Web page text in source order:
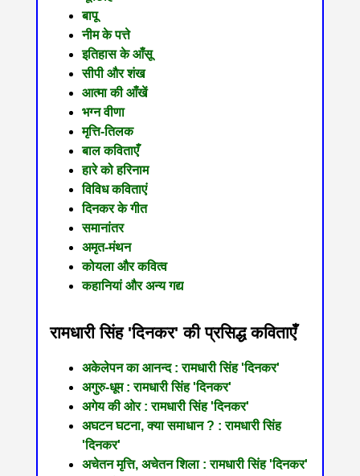
बापू
नीम के पत्ते
इतिहास के आँसू
सीपी और शंख
आत्मा की आँखें
भग्न वीणा
मृत्ति-तिलक
बाल कविताएँ
हारे को हरिनाम
विविध कविताएं
दिनकर के गीत
समानांतर
अमृत-मंथन
कोयला और कवित्व
कहानियां और अन्य गद्य
रामधारी सिंह 'दिनकर' की प्रसिद्ध कविताएँ
अकेलेपन का आनन्द : रामधारी सिंह 'दिनकर'
अगुरु-धूम : रामधारी सिंह 'दिनकर'
अगेय की ओर : रामधारी सिंह 'दिनकर'
अघटन घटना, क्या समाधान ? : रामधारी सिंह
'दिनकर'
अचेतन मृत्ति, अचेतन शिला : रामधारी सिंह 'दिनकर'